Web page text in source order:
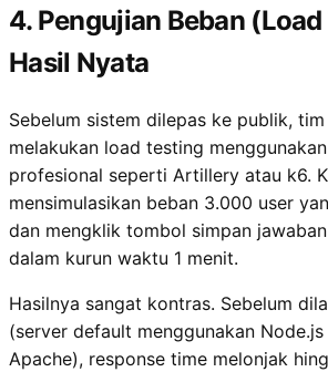
4. Pengujian Beban
Hasil Nyata
Sebelum sistem dilepas ke publik,
melakukan load testing
profesional seperti Artillery atau k6.
mensimulasikan beban 3.000 user
dan mengklik tombol simpan
dalam kurun waktu 1 menit.
Hasilnya sangat kontras. Sebelum
(server default menggunakan
Apache), response time melonjak